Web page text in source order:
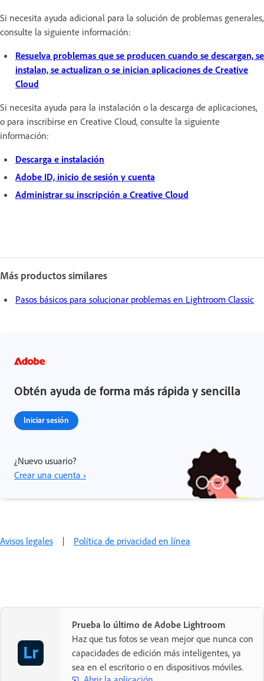
Si necesita ayuda adicional para la solución de problemas generales,
consulte la siguiente información:
Resuelva problemas que se producen cuando se descargan, se
instalan, se actualizan o se inician aplicaciones de Creative
Cloud
Si necesita ayuda para la instalación o la descarga de aplicaciones,
o para inscribirse en Creative Cloud, consulte la siguiente
información:
Descarga e instalación
Adobe ID, inicio de sesión y cuenta
Administrar su inscripción a Creative Cloud
Más productos similares
Pasos básicos para solucionar problemas en Lightroom Classic
Obtén ayuda de forma más rápida y sencilla
Iniciar sesión
¿Nuevo usuario?
Crear una cuenta ›
Avisos legales | Política de privacidad en línea
Prueba lo último de Adobe Lightroom
Haz que tus fotos se vean mejor que nunca con
capacidades de edición más inteligentes, ya
sea en el escritorio o en dispositivos móviles.